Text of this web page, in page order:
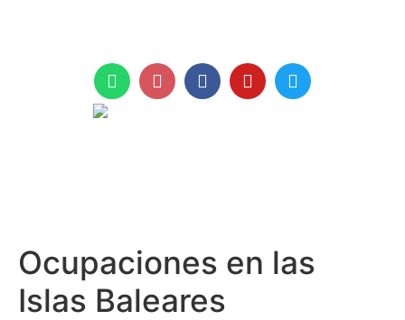
Ocupaciones en las
Islas Baleares